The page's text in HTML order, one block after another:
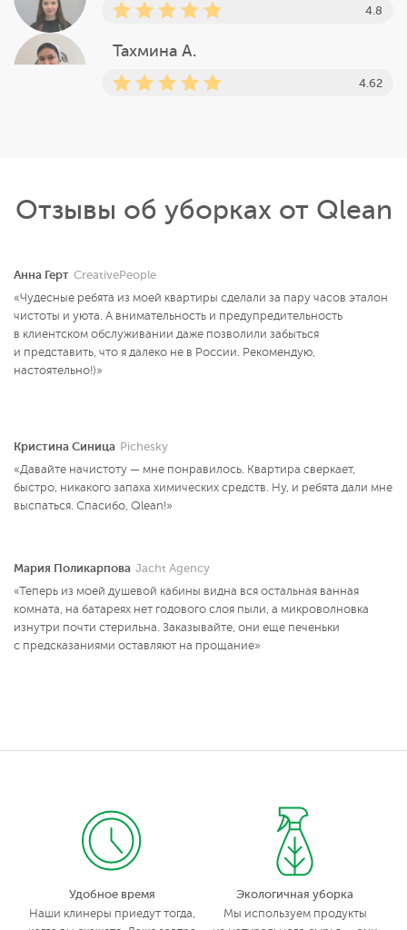
4.8
Тахмина А.
4.62
Отзывы об уборках от Qlean
Анна Герт CreativePeople
«Чудесные ребята из моей квартиры сделали за пару часов эталон
чистоты и уюта. А внимательность и предупредительность
в клиентском обслуживании даже позволили забыться
и представить, что я далеко не в России. Рекомендую,
настоятельно!)»
Кристина Синица Pichesky
«Давайте начистоту — мне понравилось. Квартира сверкает,
быстро, никакого запаха химических средств. Ну, и ребята дали мне
выспаться. Спасибо, Qlean!»
Мария Поликарпова Jacht Agency
«Теперь из моей душевой кабины видна вся остальная ванная
комната, на батареях нет годового слоя пыли, а микроволновка
изнутри почти стерильна. Заказывайте, они еще печеньки
с предсказаниями оставляют на прощание»
Удобное время
Наши клинеры приедут тогда,
Экологичная уборка
Мы используем продукты